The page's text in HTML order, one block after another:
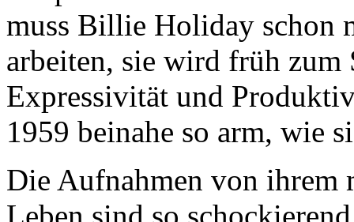
muss Billie Holiday schon
arbeiten, sie wird früh
Expressivität und
1959 beinahe so arm, wie
Die Aufnahmen von ihrem
Leben sind so